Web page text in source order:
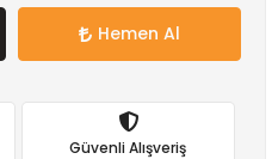
Hemen Al
Güvenli Alışveriş